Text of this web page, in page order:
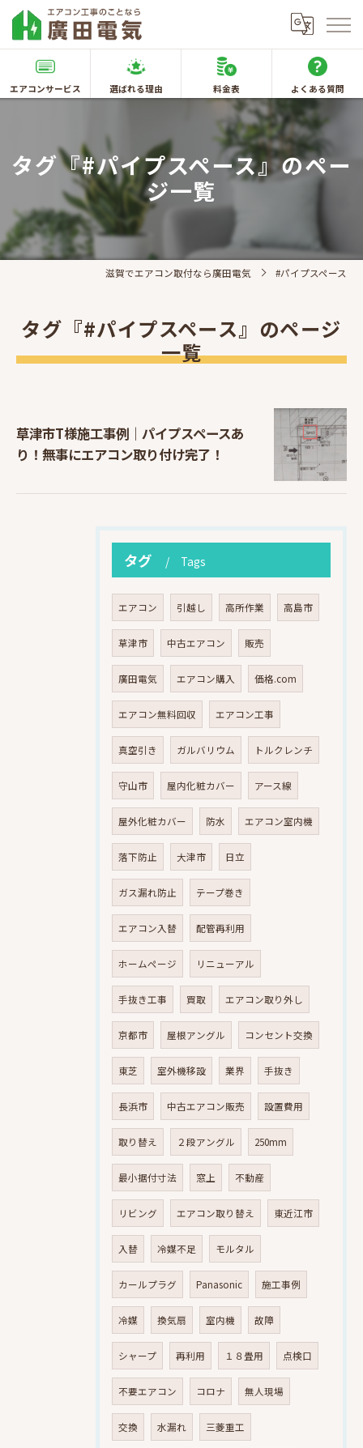
エアコンサービス 選ばれる理由 料金表 よくある質問
タグ『#パイプスペース』のペー
ジ一覧
滋賀でエアコン取付なら廣田電気 #パイプスペース
タグ『#パイプスペース』のページ
一覧
草津市T様施工事例｜パイプスペースあ
り！無事にエアコン取り付け完了！
タグ Tags
エアコン 引越し 高所作業 高島市
草津市 中古エアコン 販売
廣田電気 エアコン購入 価格.com
エアコン無料回収 エアコン工事
真空引き ガルバリウム トルクレンチ
守山市 屋内化粧カバー アース線
屋外化粧カバー 防水 エアコン室内機
落下防止 大津市 日立
ガス漏れ防止 テープ巻き
エアコン入替 配管再利用
ホームページ リニューアル
手抜き工事 買取 エアコン取り外し
京都市 屋根アングル コンセント交換
東芝 室外機移設 業界 手抜き
長浜市 中古エアコン販売 設置費用
取り替え ２段アングル 250mm
最小据付寸法 窓上 不動産
リビング エアコン取り替え 東近江市
入替 冷媒不足 モルタル
カールプラグ Panasonic 施工事例
冷媒 換気扇 室内機 故障
シャープ 再利用 １８畳用 点検口
不要エアコン コロナ 無人現場
交換 水漏れ 三菱重工